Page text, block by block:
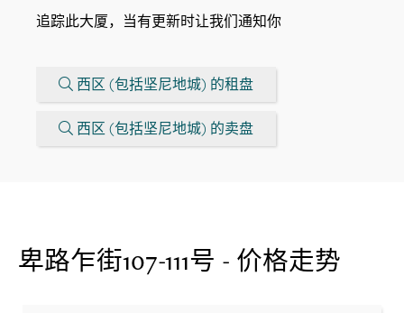
追踪此大厦，当有更新时让我们通知你
西区 (包括坚尼地城) 的租盘
西区 (包括坚尼地城) 的卖盘
卑路乍街107-111号 - 价格走势